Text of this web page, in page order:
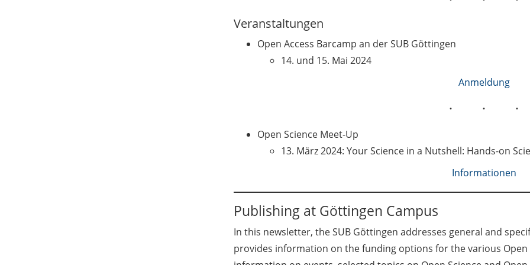
Veranstaltungen
Open Access Barcamp an der SUB Göttingen
14. und 15. Mai 2024
Anmeldung
Open Science Meet-Up
13. März 2024: Your Science in a Nutshell: Hands-on
Informationen
Publishing at Göttingen Campus
In this newsletter, the SUB Göttingen addresses general and
provides information on the funding options for the various Open